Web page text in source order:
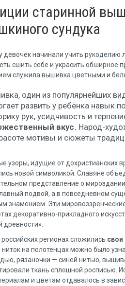
старинной
сундука
девочек начинали учить рукоделию
сшить себе и украсить обширное
служила вышивка цветными и
один из популярнейших
развить у ребёнка навык
рук, усидчивость и
вкус. Народ-
мотивы и сюжеты
узоры, идущие от дохристианских
новой символикой. Славяне
представление о
подвой, а в повседневном
знамением. Эти
декоративно-прикладного
древности».
регионах сложились
на полотенцах можно было
рязаночки — синей нитью,
ткань сплошной росписью.
и цветам отдавалось в